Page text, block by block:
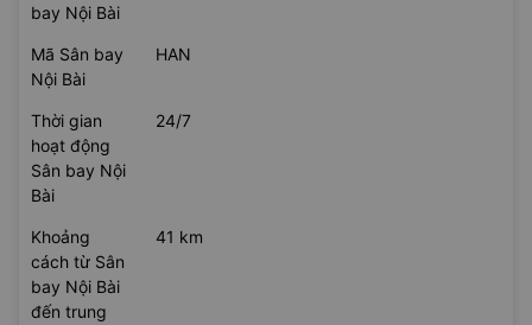
bay Nội Bài
Mã Sân bay
Nội Bài
HAN
Thời gian
hoạt động
Sân bay Nội
Bài
24/7
Khoảng
cách từ Sân
bay Nội Bài
đến trung
41 km